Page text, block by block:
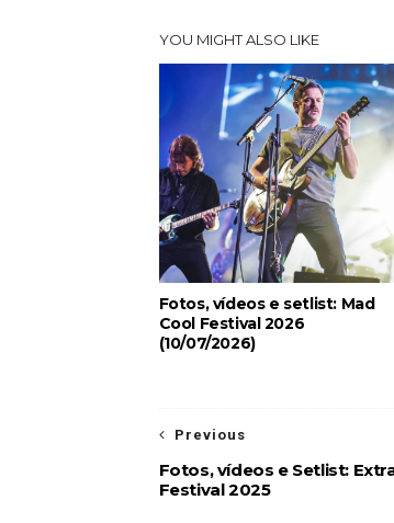
YOU MIGHT ALSO LIKE
Fotos, vídeos e setlist: Mad
Cool Festival 2026
(10/07/2026)
Previous
Fotos, vídeos e Setlist:
Festival 2025